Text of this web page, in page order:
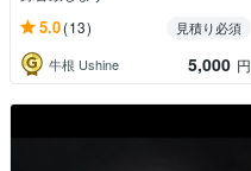
5.0(13)
見積り必須
牛根 Ushine
5,000 円